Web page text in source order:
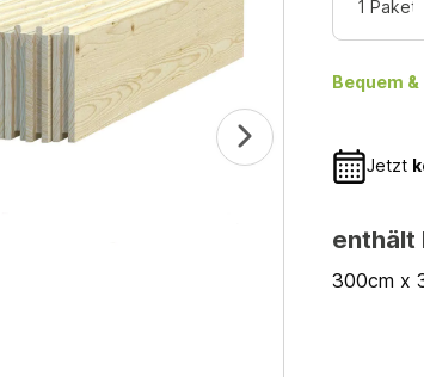
Bequem
Jetzt
300cm x
enthält